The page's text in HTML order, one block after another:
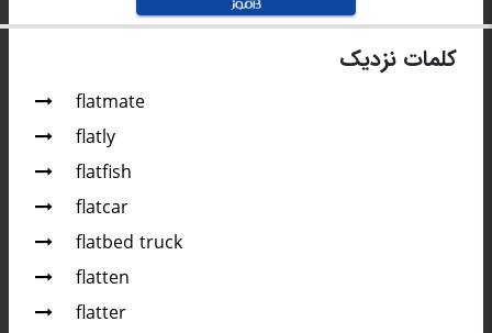
کلمات نزدیک
flatmate
flatly
flatfish
flatcar
flatbed truck
flatten
flatter